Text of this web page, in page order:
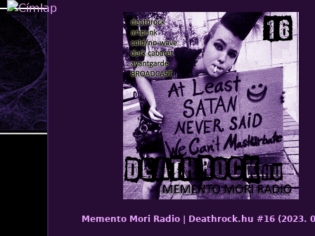
Jump to navigation
Memento Mori Radio | Deathrock.hu #16 (2023.